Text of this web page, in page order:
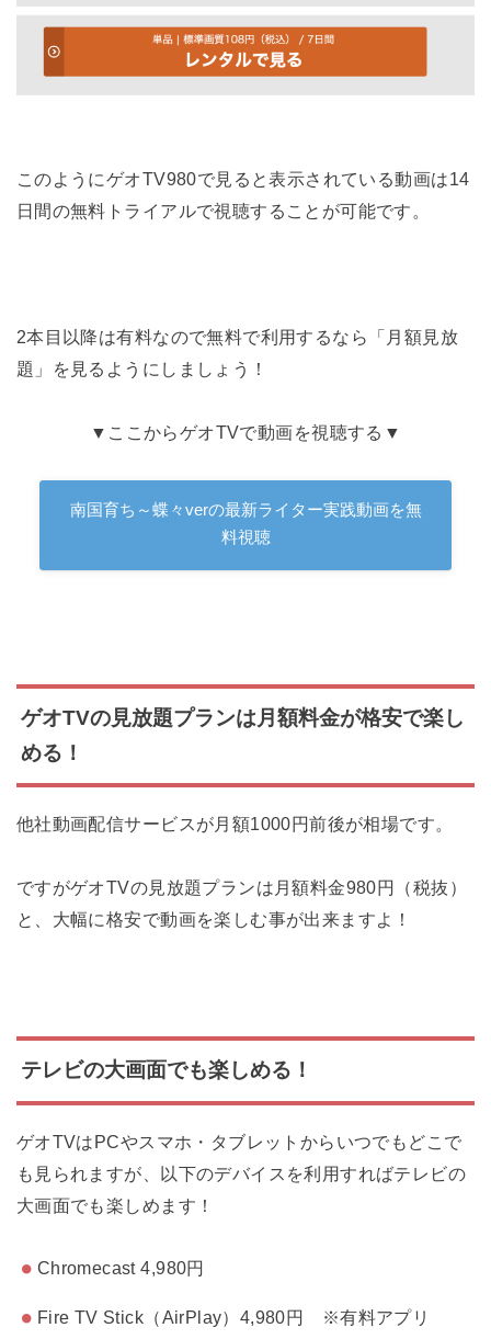
このようにゲオTV980で見ると表示されている動画は14
日間の無料トライアルで視聴することが可能です。
2本目以降は有料なので無料で利用するなら「月額見放
題」を見るようにしましょう！
▼ここからゲオTVで動画を視聴する▼
南国育ち～蝶々verの最新ライター実践動画を無
料視聴
ゲオTVの見放題プランは月額料金が格安で楽し
める！
他社動画配信サービスが月額1000円前後が相場です。
ですがゲオTVの見放題プランは月額料金980円（税抜）
と、大幅に格安で動画を楽しむ事が出来ますよ！
テレビの大画面でも楽しめる！
ゲオTVはPCやスマホ・タブレットからいつでもどこで
も見られますが、以下のデバイスを利用すればテレビの
大画面でも楽しめます！
Chromecast 4,980円
Fire TV Stick（AirPlay）4,980円 ※有料アプリ